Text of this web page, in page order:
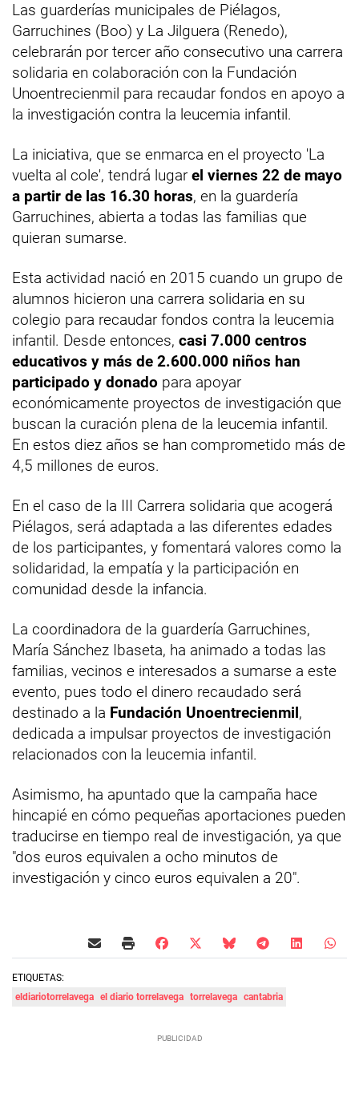
Las guarderías municipales de Piélagos,
Garruchines (Boo) y La Jilguera (Renedo),
celebrarán por tercer año consecutivo una carrera
solidaria en colaboración con la Fundación
Unoentrecienmil para recaudar fondos en apoyo a
la investigación contra la leucemia infantil.
La iniciativa, que se enmarca en el proyecto 'La
vuelta al cole', tendrá lugar el viernes 22 de mayo
a partir de las 16.30 horas, en la guardería
Garruchines, abierta a todas las familias que
quieran sumarse.
Esta actividad nació en 2015 cuando un grupo de
alumnos hicieron una carrera solidaria en su
colegio para recaudar fondos contra la leucemia
infantil. Desde entonces, casi 7.000 centros
educativos y más de 2.600.000 niños han
participado y donado para apoyar
económicamente proyectos de investigación que
buscan la curación plena de la leucemia infantil.
En estos diez años se han comprometido más de
4,5 millones de euros.
En el caso de la III Carrera solidaria que acogerá
Piélagos, será adaptada a las diferentes edades
de los participantes, y fomentará valores como la
solidaridad, la empatía y la participación en
comunidad desde la infancia.
La coordinadora de la guardería Garruchines,
María Sánchez Ibaseta, ha animado a todas las
familias, vecinos e interesados a sumarse a este
evento, pues todo el dinero recaudado será
destinado a la Fundación Unoentrecienmil,
dedicada a impulsar proyectos de investigación
relacionados con la leucemia infantil.
Asimismo, ha apuntado que la campaña hace
hincapié en cómo pequeñas aportaciones pueden
traducirse en tiempo real de investigación, ya que
"dos euros equivalen a ocho minutos de
investigación y cinco euros equivalen a 20".
ETIQUETAS:
eldiariotorrelavega el diario torrelavega torrelavega cantabria